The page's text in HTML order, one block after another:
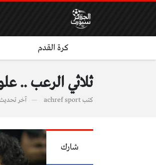
كرة القدم
ثلاثي الرعب ..
كتبachref sport آخر
شارك